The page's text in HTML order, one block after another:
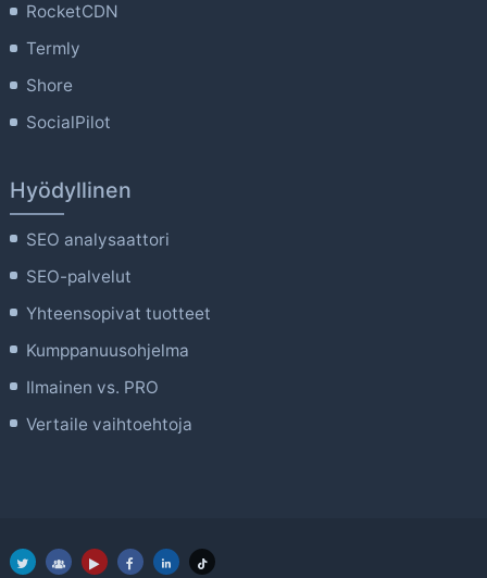
RocketCDN
Termly
Shore
SocialPilot
Hyödyllinen
SEO analysaattori
SEO-palvelut
Yhteensopivat tuotteet
Kumppanuusohjelma
Ilmainen vs. PRO
Vertaile vaihtoehtoja